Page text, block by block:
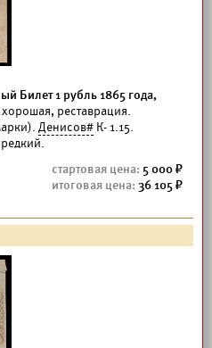
Билет 1 рубль 1865 года,
реставрация.
Денисов# К- 1.15.
5 000
36 105